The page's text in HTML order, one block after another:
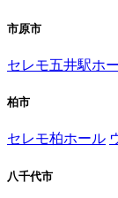
市原市
セレモ五井駅ホ
柏市
セレモ柏ホール
八千代市